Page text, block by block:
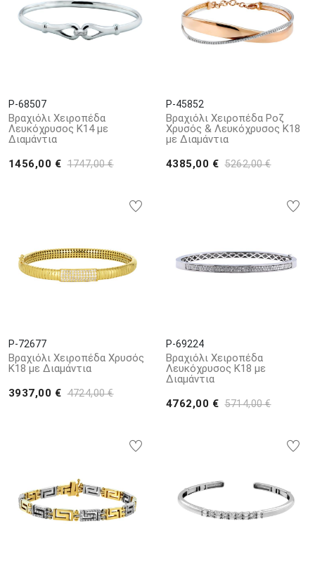
P-68507
Βραχιόλι Χειροπέδα
Λευκόχρυσος Κ14 με
Διαμάντια
1456,00 € 1747,00 €
P-45852
Βραχιόλι Χειροπέδα Ροζ
Χρυσός & Λευκόχρυσος Κ18
με Διαμάντια
4385,00 € 5262,00 €
P-72677
Βραχιόλι Χειροπέδα Χρυσός
Κ18 με Διαμάντια
3937,00 € 4724,00 €
P-69224
Βραχιόλι Χειροπέδα
Λευκόχρυσος Κ18 με
Διαμάντια
4762,00 € 5714,00 €